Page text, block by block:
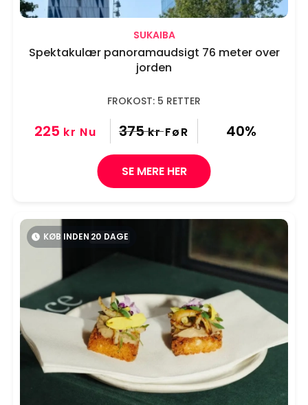
SUKAIBA
Spektakulær panoramaudsigt 76 meter over
jorden
FROKOST: 5 RETTER
225 kr Nu 375 kr FøR 40%
SE MERE HER
KØB INDEN 20 DAGE